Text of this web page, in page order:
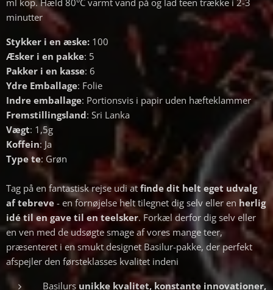
minutter
Stykker i en æske: 100
Æsker i en pakke: 5
Pakker i en kasse: 6
Ydre Emballage: Folie
Indre emballage: Portionsvis i papir uden hæfteklammer
Fremstillingsland: Sri Lanka
Vægt: 1,5g
Koffein: Ja
Type te: Grøn
Tag på en fantastisk rejse udi at finde dit helt eget udvalg
af tebreve - en fornøjelse helt tilegnet dig selv eller en herlig
idé til en gave til en teelsker. Forkæl derfor dig selv eller
en ven med de udsøgte smage af vores mange teer,
præsenteret i en smukt designet Basilur-pakke, der perfekt
afspejler den førsteklasses kvalitet indeni
Basilurs unikke kvalitet, konstante innovationer,